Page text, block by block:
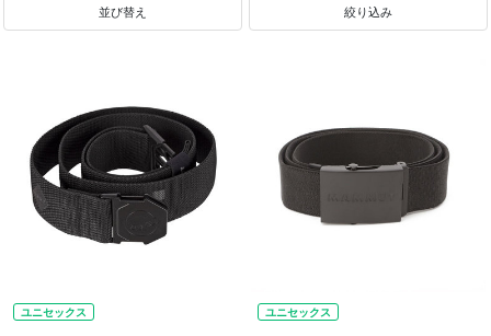
並び替え 絞り込み
ユニセックス ユニセックス